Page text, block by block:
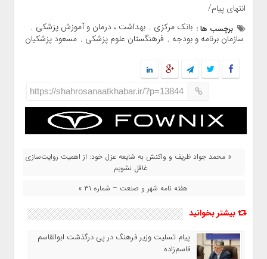
انتهای پیام/
برچسب ها : بانک مرکزی , بهداشت ، درمان و آموزش پزشکی ,
سازمان برنامه و بودجه , فرهنگستان علوم پزشکی , مسعود پزشکیان
https://shahrosanaatkhabar.ir/?p=13844
« محمد جواد ظریف و واکنش به شایعه عزل خود: از اهمیت روایت‌سازی
غافل نشویم
هفته نامه شهر و صنعت – شماره ۳۱ »
بیشتر بخوانید
پیام تسلیت وزیر فرهنگ در پی درگذشت ابوالقاسم
قاسم‌زاده